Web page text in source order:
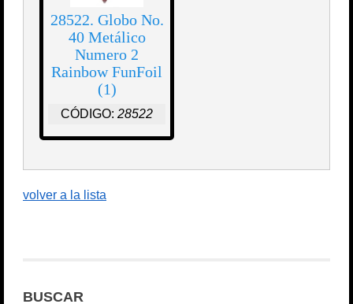
28522. Globo No.
40 Metálico
Numero 2
Rainbow FunFoil
(1)
CÓDIGO: 28522
volver a la lista
BUSCAR